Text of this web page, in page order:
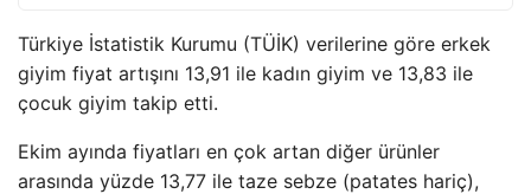
Türkiye İstatistik Kurumu (TÜİK) verilerine göre erkek
giyim fiyat artışını 13,91 ile kadın giyim ve 13,83 ile
çocuk giyim takip etti.
Ekim ayında fiyatları en çok artan diğer ürünler
arasında yüzde 13,77 ile taze sebze (patates hariç),